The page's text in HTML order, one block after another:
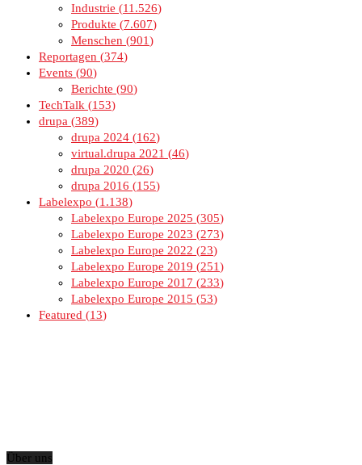
Industrie
11.526
Produkte
7.607
Menschen
901
Reportagen
374
Events 90
Berichte
90
TechTalk
153
drupa
389
drupa 2024
162
virtual.drupa 2021
46
drupa 2020
26
drupa 2016
155
Labelexpo
1.138
Labelexpo Europe 2025
305
Labelexpo Europe 2023
273
Labelexpo Europe 2022
23
Labelexpo Europe 2019
251
Labelexpo Europe 2017
233
Labelexpo Europe 2015
53
Featured
13
Über uns